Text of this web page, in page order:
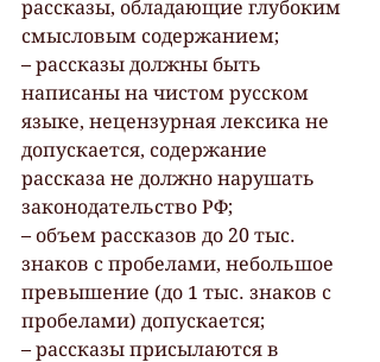
рассказы, обладающие глубоким
смысловым содержанием;
– рассказы должны быть
написаны на чистом русском
языке, нецензурная лексика не
допускается, содержание
рассказа не должно нарушать
законодательство РФ;
– объем рассказов до 20 тыс.
знаков с пробелами, небольшое
превышение (до 1 тыс. знаков с
пробелами) допускается;
– рассказы присылаются в